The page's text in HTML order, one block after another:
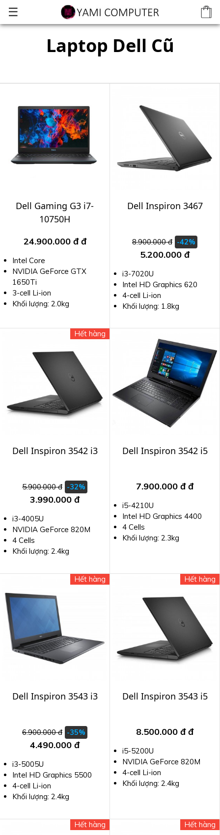
☰
Laptop Dell Cũ
Dell Gaming G3 i7-
10750H
24.900.000 đđ
Intel Core
NVIDIA GeForce GTX
1650Ti
3-cell Li-ion
Khối lượng: 2.0kg
Dell Inspiron 3467
8.900.000 đ -42%
5.200.000 đ
i3-7020U
Intel HD Graphics 620
4-cell Li-ion
Khối lượng: 1.8kg
Hết hàng
Dell Inspiron 3542 i3
5.900.000 đ -32%
3.990.000 đ
i3-4005U
NVIDIA GeForce 820M
4 Cells
Khối lượng: 2.4kg
Dell Inspiron 3542 i5
7.900.000 đđ
i5-4210U
Intel HD Graphics 4400
4 Cells
Khối lượng: 2.3kg
Hết hàng
Dell Inspiron 3543 i3
6.900.000 đ -35%
4.490.000 đ
i3-5005U
Intel HD Graphics 5500
4-cell Li-ion
Khối lượng: 2.4kg
Hết hàng
Dell Inspiron 3543 i5
8.500.000 đđ
i5-5200U
NVIDIA GeForce 820M
4-cell Li-ion
Khối lượng: 2.4kg
Hết hàng Hết hàng